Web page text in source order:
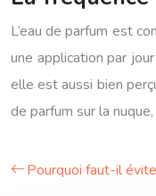
L’eau de parfum est
une application par
elle est aussi bien
de parfum sur la
Pourquoi faut-il